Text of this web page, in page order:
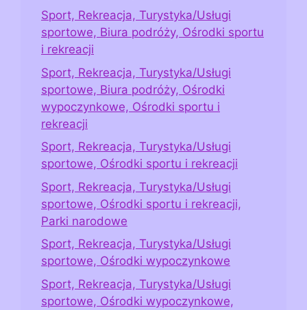
Sport, Rekreacja, Turystyka/Usługi
sportowe, Biura podróży, Ośrodki sportu
i rekreacji
Sport, Rekreacja, Turystyka/Usługi
sportowe, Biura podróży, Ośrodki
wypoczynkowe, Ośrodki sportu i
rekreacji
Sport, Rekreacja, Turystyka/Usługi
sportowe, Ośrodki sportu i rekreacji
Sport, Rekreacja, Turystyka/Usługi
sportowe, Ośrodki sportu i rekreacji,
Parki narodowe
Sport, Rekreacja, Turystyka/Usługi
sportowe, Ośrodki wypoczynkowe
Sport, Rekreacja, Turystyka/Usługi
sportowe, Ośrodki wypoczynkowe,